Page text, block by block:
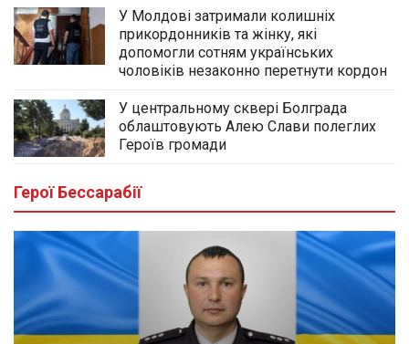
У Молдові затримали колишніх
прикордонників та жінку, які
допомогли сотням українських
чоловіків незаконно перетнути кордон
У центральному сквері Болграда
облаштовують Алею Слави полеглих
Героїв громади
Герої Бессарабії